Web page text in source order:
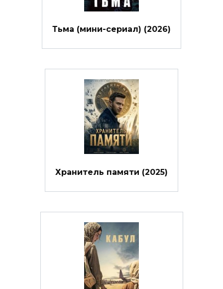
Тьма (мини-сериал) (2026)
Хранитель памяти (2025)